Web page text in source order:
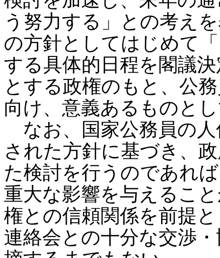
う努力する」との考え
の方針としてはじめて
する具体的日程を閣議
とする政権のもと、公
向け、意義あるものと
なお、国家公務員の人
された方針に基づき、
た検討を行うのであれ
重大な影響を与えるこ
権との信頼関係を前提
連絡会との十分な交渉